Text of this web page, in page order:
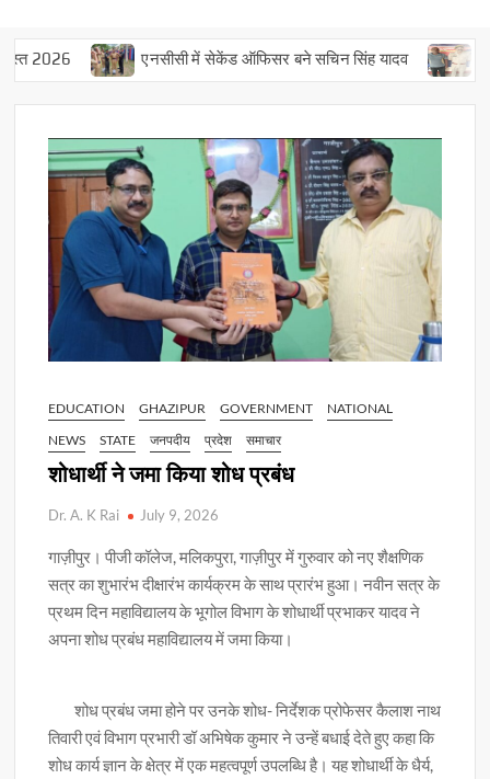
2026 एनसीसी में सेकेंड ऑफिसर बने सचिन सिंह यादव चार
EDUCATION GHAZIPUR GOVERNMENT
NATIONAL
NEWS
STATE जनपदीय प्रदेश समाचार
शोधार्थी ने जमा किया शोध प्रबंध
Dr. A. K Rai July 9, 2026
गाज़ीपुर। पीजी कॉलेज, मलिकपुरा, गाज़ीपुर में गुरुवार को नए शैक्षणिक
सत्र का शुभारंभ दीक्षारंभ कार्यक्रम के साथ प्रारंभ हुआ। नवीन सत्र के
प्रथम दिन महाविद्यालय के भूगोल विभाग के शोधार्थी प्रभाकर यादव ने
अपना शोध प्रबंध महाविद्यालय में जमा किया।
शोध प्रबंध जमा होने पर उनके शोध- निर्देशक प्रोफेसर कैलाश नाथ
तिवारी एवं विभाग प्रभारी डॉ अभिषेक कुमार ने उन्हें बधाई देते हुए कहा कि
शोध कार्य ज्ञान के क्षेत्र में एक महत्वपूर्ण उपलब्धि है। यह शोधार्थी के धैर्य,